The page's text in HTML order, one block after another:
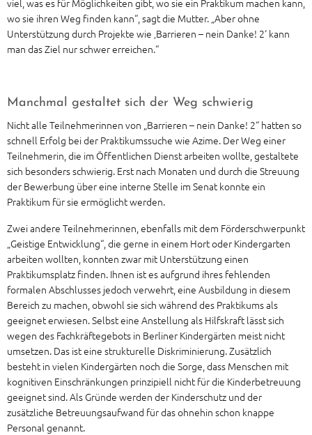
wo sie ihren Weg finden kann“, sagt die Mutter. „Aber ohne
Unterstützung durch Projekte wie ‚Barrieren – nein Danke! 2‘ kann
man das Ziel nur schwer erreichen.“
Manchmal gestaltet sich der Weg schwierig
Nicht alle Teilnehmerinnen von „Barrieren – nein Danke! 2“ hatten so
schnell Erfolg bei der Praktikumssuche wie Azime. Der Weg einer
Teilnehmerin, die im Öffentlichen Dienst arbeiten wollte, gestaltete
sich besonders schwierig. Erst nach Monaten und durch die Streuung
der Bewerbung über eine interne Stelle im Senat konnte ein
Praktikum für sie ermöglicht werden.
Zwei andere Teilnehmerinnen, ebenfalls mit dem Förderschwerpunkt
„Geistige Entwicklung“, die gerne in einem Hort oder Kindergarten
arbeiten wollten, konnten zwar mit Unterstützung einen
Praktikumsplatz finden. Ihnen ist es aufgrund ihres fehlenden
formalen Abschlusses jedoch verwehrt, eine Ausbildung in diesem
Bereich zu machen, obwohl sie sich während des Praktikums als
geeignet erwiesen. Selbst eine Anstellung als Hilfskraft lässt sich
wegen des Fachkräftegebots in Berliner Kindergärten meist nicht
umsetzen. Das ist eine strukturelle Diskriminierung. Zusätzlich
besteht in vielen Kindergärten noch die Sorge, dass Menschen mit
kognitiven Einschränkungen prinzipiell nicht für die Kinderbetreuung
geeignet sind. Als Gründe werden der Kinderschutz und der
zusätzliche Betreuungsaufwand für das ohnehin schon knappe
Personal genannt.